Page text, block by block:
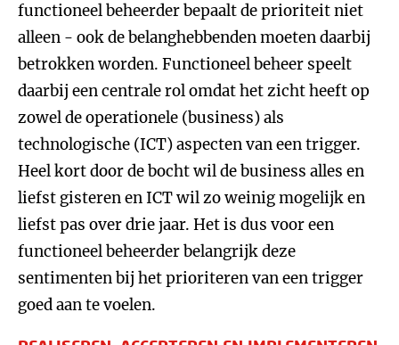
functioneel beheerder bepaalt de prioriteit niet
alleen - ook de belanghebbenden moeten daarbij
betrokken worden. Functioneel beheer speelt
daarbij een centrale rol omdat het zicht heeft op
zowel de operationele (business) als
technologische (ICT) aspecten van een trigger.
Heel kort door de bocht wil de business alles en
liefst gisteren en ICT wil zo weinig mogelijk en
liefst pas over drie jaar. Het is dus voor een
functioneel beheerder belangrijk deze
sentimenten bij het prioriteren van een trigger
goed aan te voelen.